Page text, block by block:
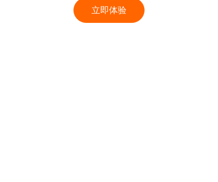
立即体验